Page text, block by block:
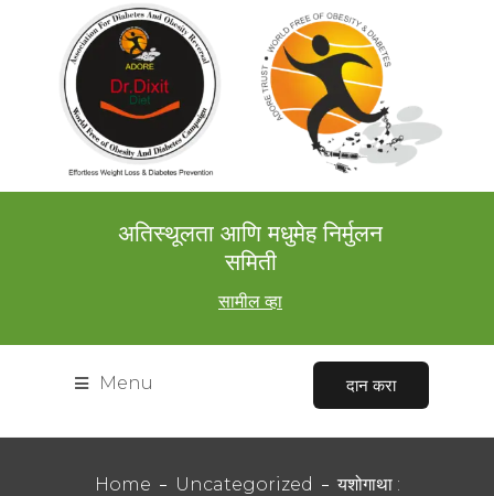
अतिस्थूलता आणि मधुमेह निर्मुलन
समिती
सामील व्हा
Menu दान करा
Home Uncategorized
यशोगाथा :